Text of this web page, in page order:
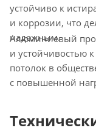
устойчиво к
и коррозии, что
надежным.
Алюминиевый
и устойчивостью к
потолок в
с повышенной